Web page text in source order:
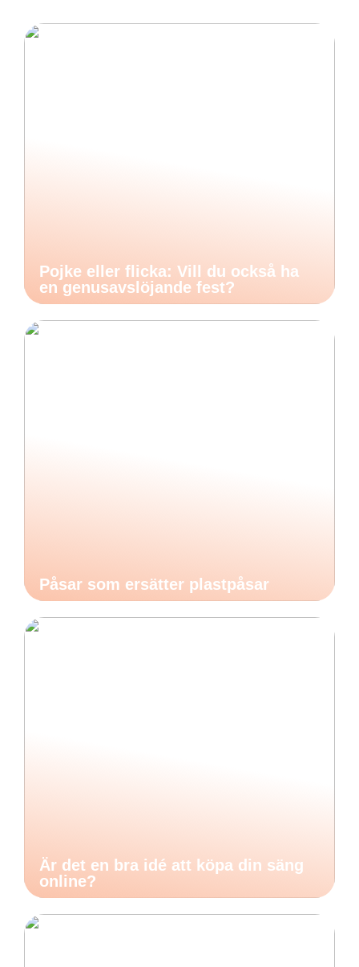
Pojke eller flicka: Vill du också ha
en genusavslöjande fest?
Påsar som ersätter plastpåsar
Är det en bra idé att köpa din säng
online?